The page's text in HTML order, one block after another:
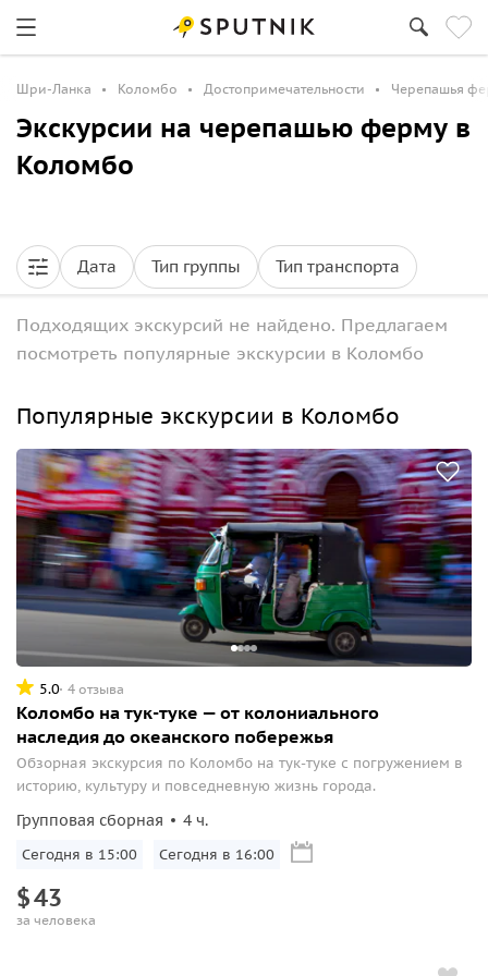
Шри-Ланка Коломбо Достопримечательности Черепашья
Экскурсии на черепашью ферму в
Коломбо
Дата Тип группы Тип транспорта
Подходящих экскурсий не найдено. Предлагаем
посмотреть популярные экскурсии в Коломбо
Популярные экскурсии в Коломбо
5.0 4 отзыва
Коломбо на тук-туке — от колониального
наследия до океанского побережья
Обзорная экскурсия по Коломбо на тук-туке с погружением в
историю, культуру и повседневную жизнь города.
Групповая сборная 4 ч.
Сегодня в 15:00 Сегодня в 16:00
$43
за человека